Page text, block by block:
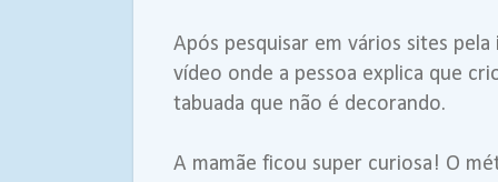
Após pesquisar em vários sites
vídeo onde a pessoa explica que
tabuada que não é decorando.
A mamãe ficou super curiosa! O